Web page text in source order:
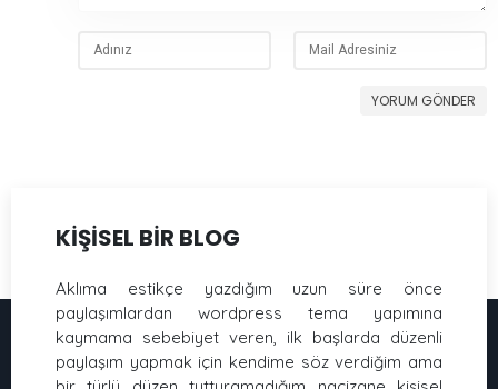
YORUM GÖNDER
KİŞİSEL BİR BLOG
Aklıma estikçe yazdığım uzun süre önce
paylaşımlardan wordpress tema yapımına
kaymama sebebiyet veren, ilk başlarda düzenli
paylaşım yapmak için kendime söz verdiğim ama